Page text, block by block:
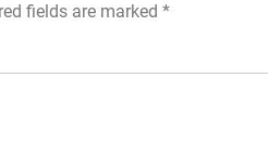
fields are marked *